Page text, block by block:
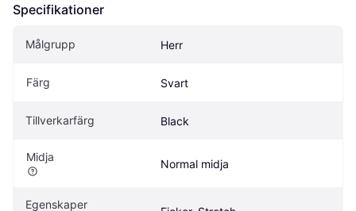
Specifikationer
Målgrupp Herr
Färg Svart
Tillverkarfärg Black
Midja
Normal midja
Egenskaper